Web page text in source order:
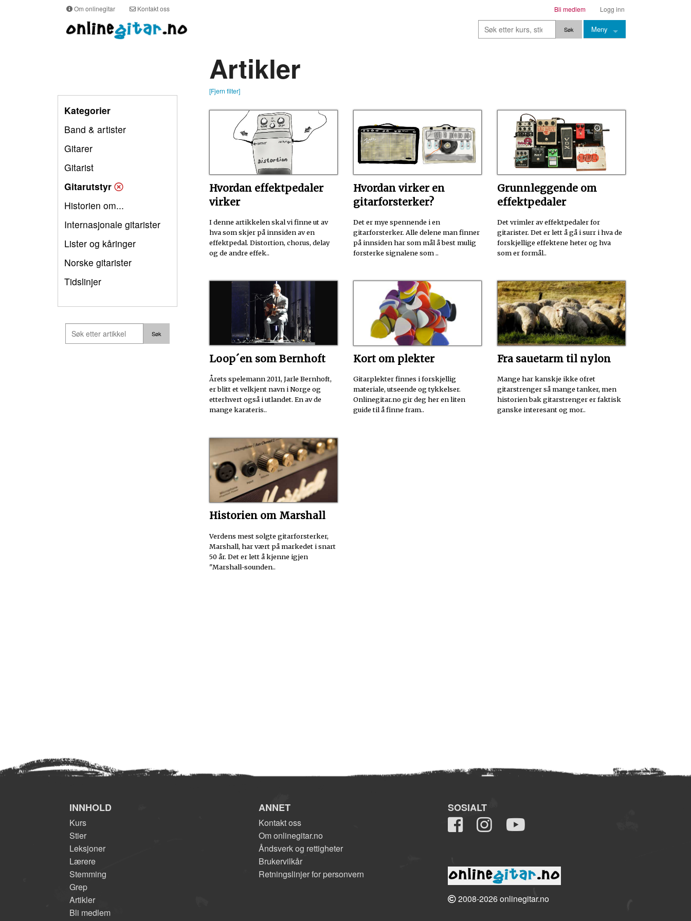
Om onlinegitar Kontakt oss Logg inn
Bli medlem
Meny
Lærere
Stemming
Grep
Backingtracks
Artikler
Kategorier
Band & artister
Gitarer
Gitarist
Gitarutstyr
Historien om...
Internasjonale gitarister
Lister og kåringer
Norske gitarister
Tidslinjer
[Fjern filter]
Hvordan effektpedaler
virker
I denne artikkelen skal vi finne ut av
hva som skjer på innsiden av en
effektpedal. Distortion, chorus, delay
og de andre effek..
Hvordan virker en
gitarforsterker?
Det er mye spennende i en
gitarforsterker. Alle delene man finner
på innsiden har som mål å best mulig
forsterke signalene som ..
Grunnleggende om
effektpedaler
Det vrimler av effektpedaler for
gitarister. Det er lett å gå i surr i hva de
forskjellige effektene heter og hva
som er formål..
Loop´en som Bernhoft
Årets spelemann 2011, Jarle Bernhoft,
er blitt et velkjent navn i Norge og
etterhvert også i utlandet. En av de
mange karateris..
Kort om plekter
Gitarplekter finnes i forskjellig
materiale, utseende og tykkelser.
Onlinegitar.no gir deg her en liten
guide til å finne fram..
Fra sauetarm til nylon
Mange har kanskje ikke ofret
gitarstrenger så mange tanker, men
historien bak gitarstrenger er faktisk
ganske interesant og mor..
Historien om Marshall
Verdens mest solgte gitarforsterker,
Marshall, har vært på markedet i snart
50 år. Det er lett å kjenne igjen
"Marshall-sounden..
INNHOLD
Kurs
Stier
Leksjoner
Lærere
Stemming
Grep
Artikler
Bli medlem
ANNET
Kontakt oss
Om onlinegitar.no
Åndsverk og rettigheter
Brukervilkår
Retningslinjer for personvern
SOSIALT
2008-2026 onlinegitar.no